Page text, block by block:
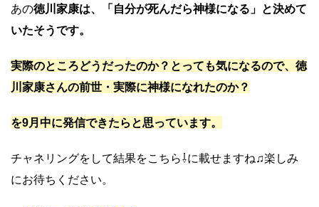
あの徳川家康は、「自分が死んだら神様になる」と決めて
いたそうです。
実際のところどうだったのか？とっても気になるので、徳
川家康さんの前世・実際に神様になれたのか？
を9月中に発信できたらと思っています。
チャネリングをして結果をこちら⇩に載せますね♫楽しみ
にお待ちください。